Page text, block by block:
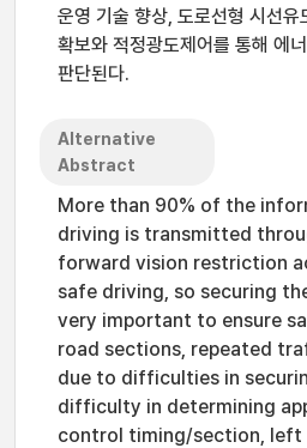
운영 기술 향상, 도로선형 시선유
확보와 적정광도제어를 통해 에
판단된다.
Alternative
Abstract
More than 90% of the
driving is transmitted
forward vision restriction
safe driving, so securing
very important to ensure
road sections, repeated
due to difficulties in
difficulty in determining
control timing/section, left